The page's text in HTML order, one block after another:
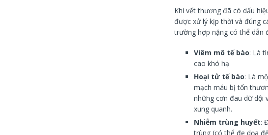
Khi vết thương đã có dấu
được xử lý kịp thời và đúng
trường hợp nặng có thể dẫn
Viêm mô tế bào: Là
cao khó hạ
Hoại tử tế bào: Là
mạch máu bị tổn
những cơn đau dữ dội
xung quanh.
Nhiễm trùng huyết:
trùng (có thể đe dọa